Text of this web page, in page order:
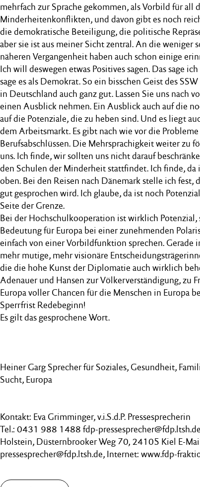
mehrfach zur Sprache gekommen, als Vorbild für all
Minderheitenkonflikten, und davon gibt es noch
die demokratische Beteiligung, die politische
aber sie ist aus meiner Sicht zentral. An die weniger
näheren Vergangenheit haben auch schon einige
Ich will deswegen etwas Positives sagen. Das sage
sage es als Demokrat. So ein bisschen Geist des
in Deutschland auch ganz gut. Lassen Sie uns nach
einen Ausblick nehmen. Ein Ausblick auch auf die
auf die Potenziale, die zu heben sind. Und es liegt
dem Arbeitsmarkt. Es gibt nach wie vor die
Berufsabschlüssen. Die Mehrsprachigkeit weiter zu
uns. Ich finde, wir sollten uns nicht darauf
den Schulen der Minderheit stattfindet. Ich finde,
oben. Bei den Reisen nach Dänemark stelle ich fest,
gut gesprochen wird. Ich glaube, da ist noch
Seite der Grenze.
Bei der Hochschulkooperation ist wirklich Potenzial,
Bedeutung für Europa bei einer zunehmenden
einfach von einer Vorbildfunktion sprechen. Gerade
mehr mutige, mehr visionäre
die die hohe Kunst der Diplomatie auch wirklich
Adenauer und Hansen zur Völkerverständigung, zu
Europa voller Chancen für die Menschen in Europa
Sperrfrist Redebeginn!
Es gilt das gesprochene Wort.
Heiner Garg Sprecher für Soziales, Gesundheit,
Sucht, Europa
Kontakt: Eva Grimminger, v.i.S.d.P. Pressesprecherin
Tel.: 0431 988 1488 fdp-
Holstein, Düsternbrooker Weg 70, 24105 Kiel E-
pressesprecher@fdp.ltsh.de, Internet: www.fdp-